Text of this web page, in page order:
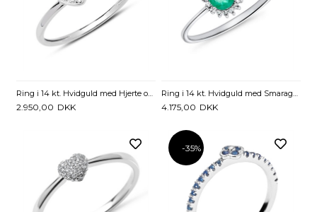
Ring i 14 kt. Hvidguld med Hjerte og Diamanter - 0,01 ct.
2.950,00 DKK 4.175,00 DKK
-35%